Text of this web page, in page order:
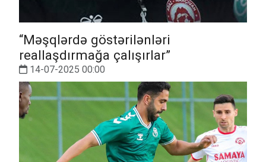
“Məşqlərdə göstərilənləri
reallaşdırmağa çalışırlar”
14-07-2025 00:00